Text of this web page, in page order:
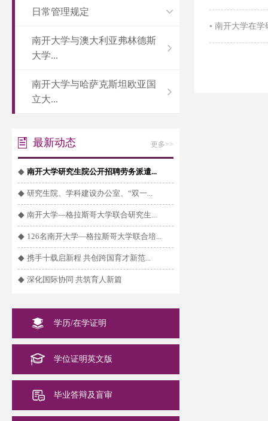
日常管理规定
南开大学与澳大利亚弗林德斯
大学...
南开大学与哈萨克斯坦欧亚国
立大...
最新动态 更多>>
◆ 南开大学研究生院公开招聘劳务派遣...
◆ 研究生院、学科建设办公室、“双一...
◆ 南开大学—格拉斯哥大学联合研究生...
◆ 126名南开大学—格拉斯哥大学联合培...
◆ 携手十载启新程 共创跨国育才新范...
◆ 深化国际协同 共筑育人新篇
学历/在学证明
学位证明英文版
毕业答辩及盲审
• 南开大学在学